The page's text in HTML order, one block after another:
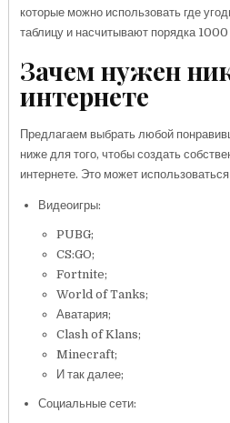
которые можно использовать где
таблицу и насчитывают порядка 1000
Зачем нужен
интернете
Предлагаем выбрать любой
ниже для того, чтобы создать
интернете. Это может
Видеоигры:
PUBG;
CS:GO;
Fortnite;
World of Tanks;
Аватария;
Clash of Klans;
Minecraft;
И так далее;
Социальные сети: